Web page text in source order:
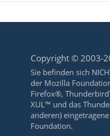
Copyright © 2003-
Sie befinden sich
der Mozilla
Firefox®,
XUL™ und das
anderen)
Foundation.